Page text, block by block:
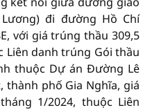
đi đường Hồ Chí
với giá trúng thầu 309,5
Liên danh trúng Gói thầu
thuộc Dự án Đường Lê
thành phố Gia Nghĩa, giá
1/2024, thuộc Liên